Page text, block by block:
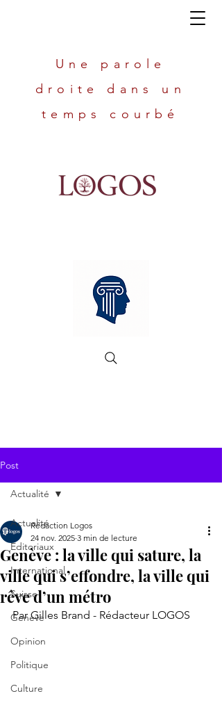
Une parole
droite dans un
temps courbé
Post
Actualité
Editoriaux
International
Suisse
Genève
Opinion
Politique
Culture
Actualité
Genève : la ville qui sature, la
ville qui s’effondre, la ville qui
rêve d’un métro
Rédaction Logos
24 nov. 2025 3 min de lecture
Par Gilles Brand - Rédacteur LOGOS